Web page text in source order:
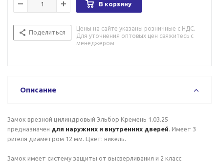
В корзину
Поделиться
Цены на сайте указаны розничные с НДС.
Для уточнения оптовых цен свяжитесь с
менеджером
Описание
Замок врезной цилиндровый Эльбор Кремень 1.03.25
предназначен для наружних и внутренних дверей. Имеет 3
ригеля диаметром 12 мм. Цвет: никель.
Замок имеет систему защиты от высверливания и 2 класс